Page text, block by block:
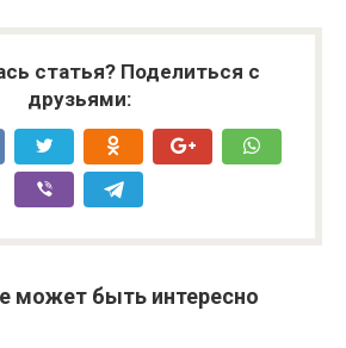
статья? Поделиться с
друзьями:
может быть интересно